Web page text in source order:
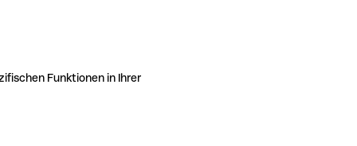
Funktionen in Ihrer